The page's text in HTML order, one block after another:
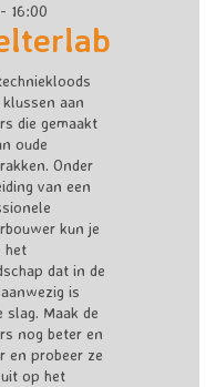
16:00
aan
die gemaakt
oude
Onder
van een
kun je
het
dat in de
is
slag. Maak de
nog beter en
en probeer ze
op het